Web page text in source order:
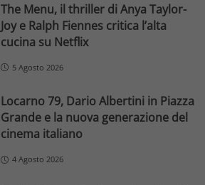
The Menu, il thriller di Anya Taylor-
Joy e Ralph Fiennes critica l’alta
cucina su Netflix
5 Agosto 2026
Locarno 79, Dario Albertini in Piazza
Grande e la nuova generazione del
cinema italiano
4 Agosto 2026